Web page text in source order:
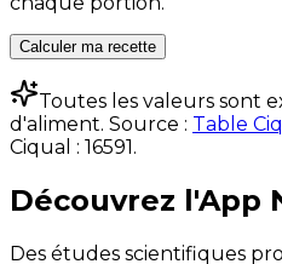
Calculer ma recette
Toutes les valeurs sont
d'aliment. Source : Table
Ciqual : 16591 .
Découvrez l'App
Des études scientifiques